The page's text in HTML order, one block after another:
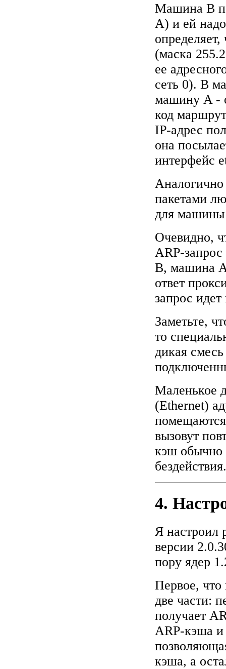
Машина B
A) и ей
(маска
ее
сеть 0). В
машину A -
код
IP-адрес
она
интерфейс
пакетами
для
Очевидно,
ARP-
B, машина A
ответ
запрос идет
Заметьте,
то
дикая
Маленькое
(Ethernet)
вызовут
кэш обычно
4.
Я настроил
версии
пору ядер
Первое, что
две части:
получает
ARP-кэша и
кэша, а